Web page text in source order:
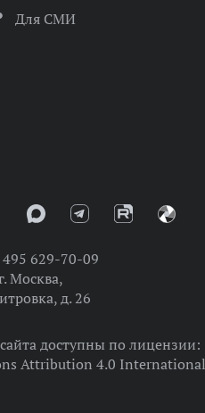
Для СМИ
495 629-70-09
Москва,
д. 26
доступны по лицензии:
Attribution 4.0 International